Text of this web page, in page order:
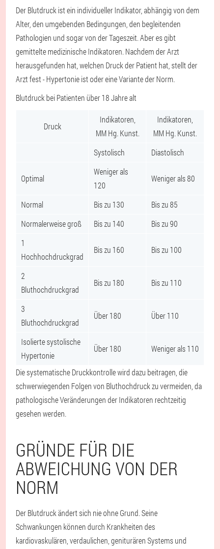
Der Blutdruck ist ein individueller Indikator, abhängig von dem
Alter, den umgebenden Bedingungen, den begleitenden
Pathologien und sogar von der Tageszeit. Aber es gibt
gemittelte medizinische Indikatoren. Nachdem der Arzt
herausgefunden hat, welchen Druck der Patient hat, stellt der
Arzt fest - Hypertonie ist oder eine Variante der Norm.
Blutdruck bei Patienten über 18 Jahre alt
Druck
Indikatoren,
MM Hg. Kunst.
Indikatoren,
MM Hg. Kunst.
Systolisch
Diastolisch
Optimal
Weniger als
120
Weniger als 80
Normal Bis zu 130
Bis zu 85
Normalerweise groß
Bis zu 140
Bis zu 90
1
Hochhochdruckgrad
Bis zu 160 Bis zu 100
2
Bluthochdruckgrad
Bis zu 180 Bis zu 110
3
Bluthochdruckgrad
Über 180 Über 110
Isolierte systolische
Hypertonie
Über 180 Weniger als 110
Die systematische Druckkontrolle wird dazu beitragen, die
schwerwiegenden Folgen von Bluthochdruck zu vermeiden, da
pathologische Veränderungen der Indikatoren rechtzeitig
gesehen werden.
GRÜNDE FÜR DIE
ABWEICHUNG VON DER
NORM
Der Blutdruck ändert sich nie ohne Grund. Seine
Schwankungen können durch Krankheiten des
kardiovaskulären, verdaulichen, geniturären Systems und